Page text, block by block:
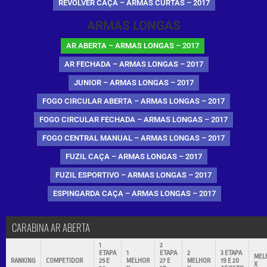
REVÓLVER CAÇA – ARMAS CURTAS – 2017
ARMAS LONGAS
AR ABERTA – ARMAS LONGAS – 2017
AR FECHADA – ARMAS LONGAS – 2017
JUNIOR – ARMAS LONGAS – 2017
FOGO CIRCULAR ABERTA – ARMAS LONGAS – 2017
FOGO CIRCULAR FECHADA – ARMAS LONGAS – 2017
FOGO CENTRAL MANUAL – ARMAS LONGAS – 2017
FUZIL CAÇA – ARMAS LONGAS – 2017
FUZIL ESPORTIVO – ARMAS LONGAS – 2017
ESPINGARDA CAÇA – ARMAS LONGAS – 2017
CARABINA AR ABERTA
RANKING COMPETIDOR
1
ETAPA
25 E
1
MELHOR
2
ETAPA
27 E
2
MELHOR
3 ETAPA
19 E 20
X